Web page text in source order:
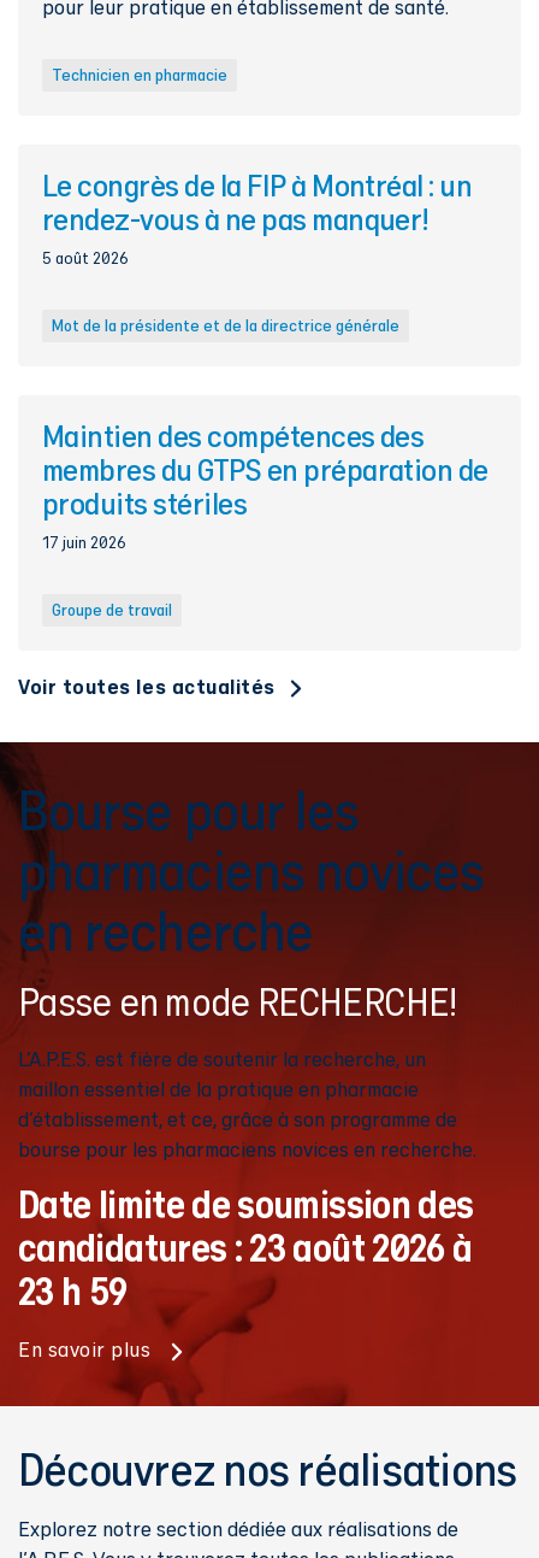
pour leur pratique en établissement de santé.
Technicien en pharmacie
Le congrès de la FIP à Montréal : un
rendez-vous à ne pas manquer!
5 août 2026
Mot de la présidente et de la directrice générale
Maintien des compétences des
membres du GTPS en préparation de
produits stériles
17 juin 2026
Groupe de travail
Voir toutes les actualités
Bourse pour les
pharmaciens novices
en recherche
Passe en mode RECHERCHE!
L’A.P.E.S. est fière de soutenir la recherche, un
maillon essentiel de la pratique en pharmacie
d’établissement, et ce, grâce à son programme de
bourse pour les pharmaciens novices en recherche.
Date limite de soumission des
candidatures : 23 août 2026 à
23 h 59
En savoir plus
Découvrez nos réalisations
Explorez notre section dédiée aux réalisations de